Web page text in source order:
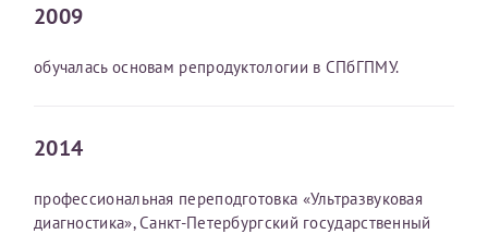
2009
обучалась основам репродуктологии в СПбГПМУ.
2014
профессиональная переподготовка «Ультразвуковая
диагностика», Санкт-Петербургский государственный
2022
Получение справки